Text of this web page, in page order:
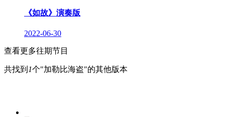
《如故》演奏版
2022-06-30
查看更多往期节目
共找到 1个"加勒比海盗"的其他版本